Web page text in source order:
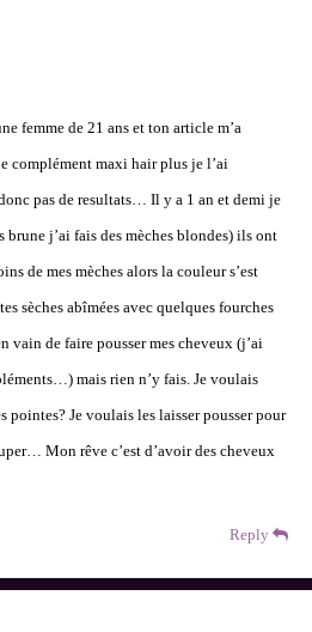
femme de 21 ans et ton article m’a
complément maxi hair plus je l’ai
pas de resultats… Il y a 1 an et demi je
brune j’ai fais des mèches blondes) ils ont
de mes mèches alors la couleur s’est
sèches abîmées avec quelques fourches
vain de faire pousser mes cheveux (j’ai
mais rien n’y fais. Je voulais
pointes? Je voulais les laisser pousser pour
Mon rêve c’est d’avoir des cheveux
Reply